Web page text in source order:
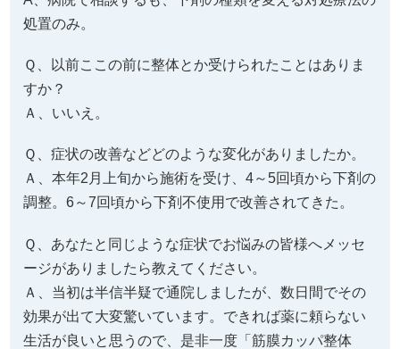
処置のみ。
Ｑ、以前ここの前に整体とか受けられたことはありま
すか？
Ａ、いいえ。
Ｑ、症状の改善などどのような変化がありましたか。
Ａ、本年2月上旬から施術を受け、4～5回頃から下剤の
調整。6～7回頃から下剤不使用で改善されてきた。
Ｑ、あなたと同じような症状でお悩みの皆様へメッセ
ージがありましたら教えてください。
Ａ、当初は半信半疑で通院しましたが、数日間でその
効果が出て大変驚いています。できれば薬に頼らない
生活が良いと思うので、是非一度「筋膜カッパ整体